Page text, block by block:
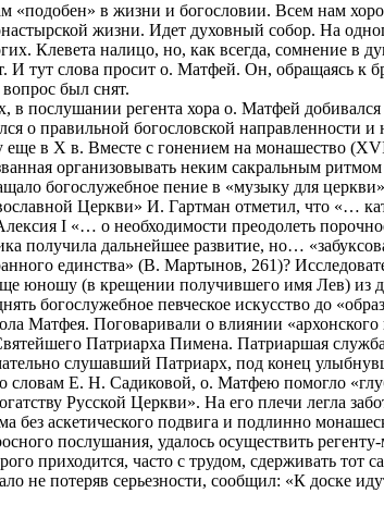
«подобен» в жизни и богословии. Всем нам
жизни. Идет духовный собор. На
Клевета налицо, но, как всегда, сомнение в
И тут слова просит о. Матфей. Он, обращаясь
был снят.
в послушании регента хора о. Матфей
о правильной богословской
еще в Х в. Вместе с гонением на монашество
организовывать неким сакральным
богослужебное пение в «музыку для
Церкви» И. Гартман отметил, что «…
I «… о необходимости преодолеть
получила дальнейшее развитие, но…
единства» (В. Мартынов, 261)?
юношу (в крещении получившего имя Лев) из
богослужебное певческое искусство до
Матфея. Поговаривали о влиянии
Патриарха Пимена. Патриаршая
слушавший Патриарх, под конец
словам Е. Н. Садиковой, о. Матфею помогло
Русской Церкви». На его плечи легла
без аскетического подвига и подлинно
послушания, удалось осуществить
приходится, часто с трудом, сдерживать
не потеряв серьезности, сообщил: «К доске